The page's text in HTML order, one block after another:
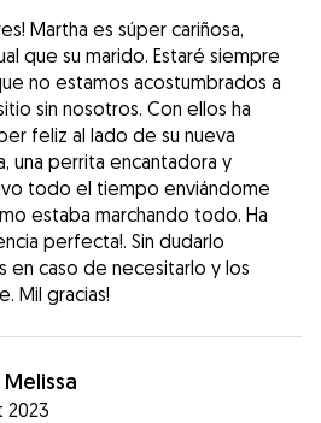
Martha es súper cariñosa,
que su marido. Estaré siempre
no estamos acostumbrados a
sin nosotros. Con ellos ha
feliz al lado de su nueva
una perrita encantadora y
todo el tiempo enviándome
estaba marchando todo. Ha
perfecta!. Sin dudarlo
en caso de necesitarlo y los
Mil gracias!
2023